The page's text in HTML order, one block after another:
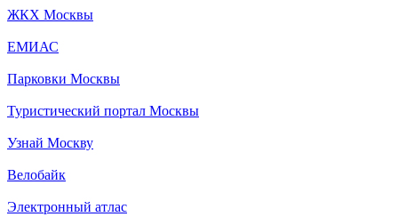
ЖКХ Москвы
ЕМИАС
Парковки Москвы
Туристический портал Москвы
Узнай Москву
Велобайк
Электронный атлас